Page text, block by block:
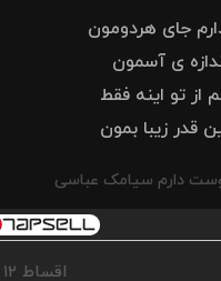
جای هردومون
ی آسمون
تو اینه فقط
زیبا بمون
دارم سیامک عباسی
اقساط ۱۲